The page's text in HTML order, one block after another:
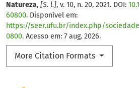
Natureza, [S. l.], v. 10, n. 20, 2021. DOI:
60800. Disponível em:
https://seer.ufu.br/index.php/
0800. Acesso em: 7 aug. 2026.
More Citation Formats